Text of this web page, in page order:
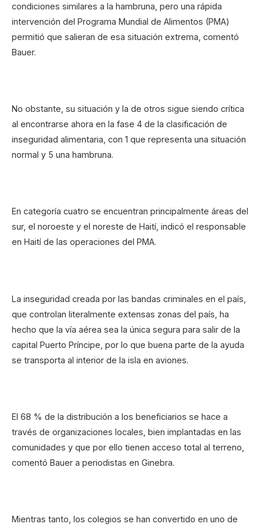
condiciones similares a la hambruna, pero una rápida
intervención del Programa Mundial de Alimentos (PMA)
permitió que salieran de esa situación extrema, comentó
Bauer.
No obstante, su situación y la de otros sigue siendo crítica
al encontrarse ahora en la fase 4 de la clasificación de
inseguridad alimentaria, con 1 que representa una situación
normal y 5 una hambruna.
En categoría cuatro se encuentran principalmente áreas del
sur, el noroeste y el noreste de Haití, indicó el responsable
en Haití de las operaciones del PMA.
La inseguridad creada por las bandas criminales en el país,
que controlan literalmente extensas zonas del país, ha
hecho que la vía aérea sea la única segura para salir de la
capital Puerto Príncipe, por lo que buena parte de la ayuda
se transporta al interior de la isla en aviones.
El 68 % de la distribución a los beneficiarios se hace a
través de organizaciones locales, bien implantadas en las
comunidades y que por ello tienen acceso total al terreno,
comentó Bauer a periodistas en Ginebra.
Mientras tanto, los colegios se han convertido en uno de